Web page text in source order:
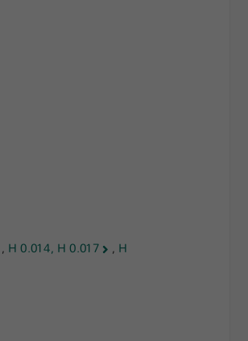
, H 0.014, H 0.017 , H